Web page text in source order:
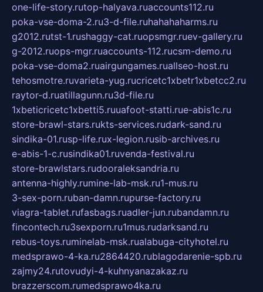
one-life-story.rutop-halyava.ruaccounts112.ru
poka-vse-doma-2.ru3-d-file.ruhahahaharms.ru
g2012.rutst-1.rushaggy-cat.ruopsmgr.ruev-gallery.ru
g-2012.ruops-mgr.ruaccounts-112.rucsm-demo.ru
poka-vse-doma2.ruairgungames.ruallseo-host.ru
tehosmotre.ruvarieta-yug.rucricetc1xbetr1xbetcc2.ru
raytor-d.ruatillagunn.ru3d-file.ru
1xbeticricetc1xbetti5.ruuafoot-statti.rue-abis1c.ru
store-brawl-stars.rukts-services.rudark-sand.ru
sindika-01.rusp-life.rux-legion.rusib-archives.ru
e-abis-1-c.rusindika01.ruvenda-festival.ru
store-brawlstars.rudooraleksandria.ru
antenna-highly.rumine-lab-msk.ru1-mus.ru
3-sex-porn.ruban-damn.rupurse-factory.ru
viagra-tablet.rufasbags.ruadler-jun.rubandamn.ru
fincontech.ru3sexporn.ru1mus.rudarksand.ru
rebus-toys.ruminelab-msk.rualabuga-cityhotel.ru
medsprawo-4-ka.ru2864420.rublagodarenie-spb.ru
zajmy24.rutovudyi-4-kuhnyanazakaz.ru
brazzerscom.rumedsprawo4ka.ru